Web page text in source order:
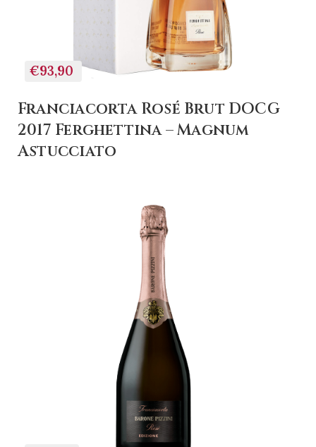
€93,90
Franciacorta Rosé Brut DOCG
2017 Ferghettina – Magnum
Astucciato
+ AGGIUNGI AL
CARRELLO